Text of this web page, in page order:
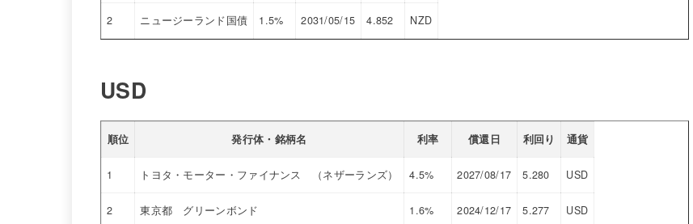
2 ニュージーランド国債 1.5% 2031/05/15 4.852 NZD
USD
順位 発行体・銘柄名 利率 償還日 利回り 通貨
1 トヨタ・モーター・ファイナンス （ネザーランズ） 4.5% 2027/08/17 5.280 USD
2 東京都 グリーンボンド 1.6% 2024/12/17 5.277 USD